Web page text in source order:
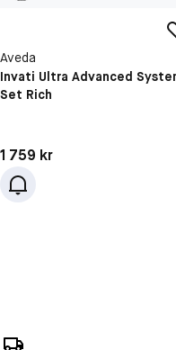
Aveda
Invati Ultra Advanced
Set Rich
Pris: 1 759 kr
1 759 kr